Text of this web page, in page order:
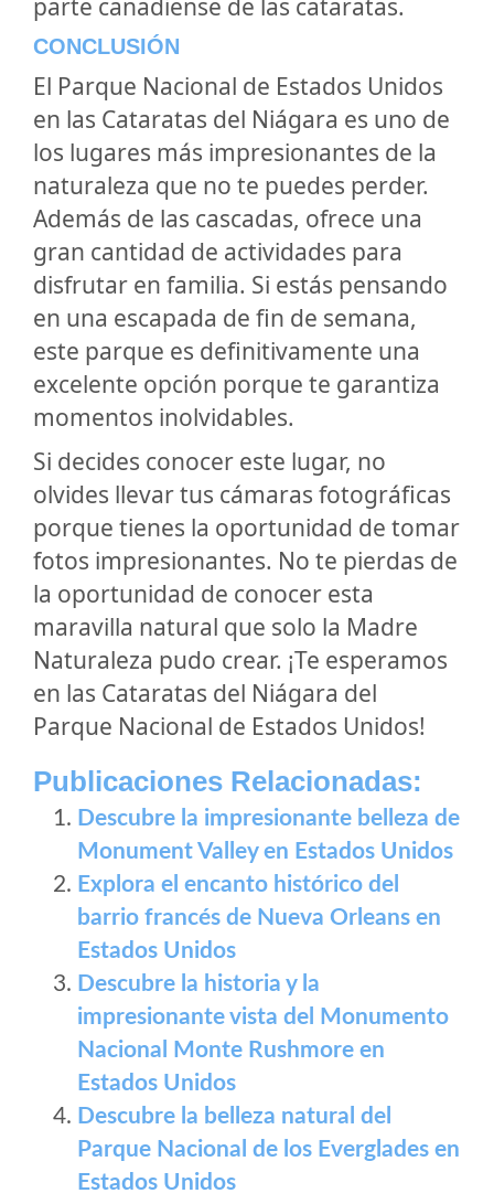
parte canadiense de las cataratas.
CONCLUSIÓN
El Parque Nacional de Estados Unidos
en las Cataratas del Niágara es uno de
los lugares más impresionantes de la
naturaleza que no te puedes perder.
Además de las cascadas, ofrece una
gran cantidad de actividades para
disfrutar en familia. Si estás pensando
en una escapada de fin de semana,
este parque es definitivamente una
excelente opción porque te garantiza
momentos inolvidables.
Si decides conocer este lugar, no
olvides llevar tus cámaras fotográficas
porque tienes la oportunidad de tomar
fotos impresionantes. No te pierdas de
la oportunidad de conocer esta
maravilla natural que solo la Madre
Naturaleza pudo crear. ¡Te esperamos
en las Cataratas del Niágara del
Parque Nacional de Estados Unidos!
Publicaciones Relacionadas:
Descubre la impresionante belleza de
Monument Valley en Estados Unidos
Explora el encanto histórico del
barrio francés de Nueva Orleans en
Estados Unidos
Descubre la historia y la
impresionante vista del Monumento
Nacional Monte Rushmore en
Estados Unidos
Descubre la belleza natural del
Parque Nacional de los Everglades en
Estados Unidos